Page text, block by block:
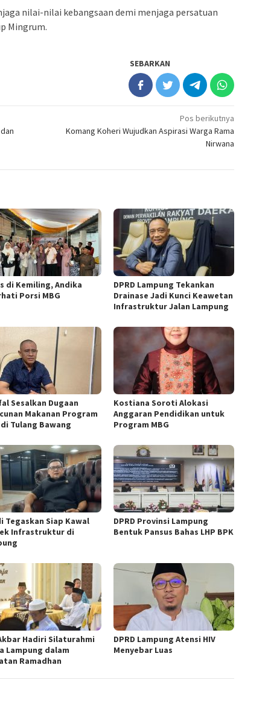
nilai-nilai kebangsaan demi menjaga persatuan
Mingrum.
SEBARKAN
Pos berikutnya
Komang Koheri Wujudkan Aspirasi Warga Rama
Nirwana
di Kemiling, Andika
Porsi MBG
DPRD Lampung Tekankan
Drainase Jadi Kunci Keawetan
Infrastruktur Jalan Lampung
Sesalkan Dugaan
Makanan Program
di Tulang Bawang
Kostiana Soroti Alokasi
Anggaran Pendidikan untuk
Program MBG
Tegaskan Siap Kawal
Infrastruktur di
DPRD Provinsi Lampung
Bentuk Pansus Bahas LHP BPK
Hadiri Silaturahmi
Lampung dalam
Ramadhan
DPRD Lampung Atensi HIV
Menyebar Luas